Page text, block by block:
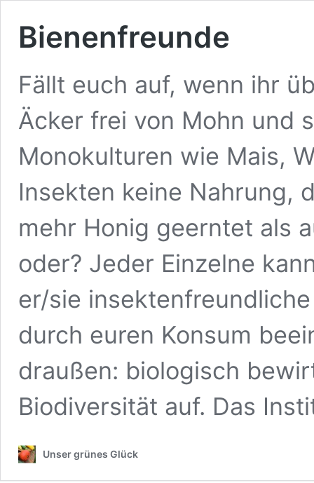
Bienenfreunde
Fällt euch auf, wenn ihr
Äcker frei von Mohn und
Monokulturen wie Mais,
Insekten keine Nahrung,
mehr Honig geerntet als
oder? Jeder Einzelne
er/sie
durch euren Konsum
draußen: biologisch
Biodiversität auf. Das
Unser grünes Glück